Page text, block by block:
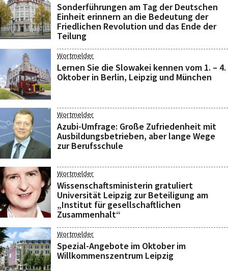
Sonderführungen am Tag der Deutschen
Einheit erinnern an die Bedeutung der
Friedlichen Revolution und das Ende der
Teilung
Wortmelder
Lernen Sie die Slowakei kennen vom 1. – 4.
Oktober in Berlin, Leipzig und München
Wortmelder
Azubi-Umfrage: Große Zufriedenheit mit
Ausbildungsbetrieben, aber lange Wege
zur Berufsschule
Wortmelder
Wissenschaftsministerin gratuliert
Universität Leipzig zur Beteiligung am
„Institut für gesellschaftlichen
Zusammenhalt“
Wortmelder
Spezial-Angebote im Oktober im
Willkommenszentrum Leipzig